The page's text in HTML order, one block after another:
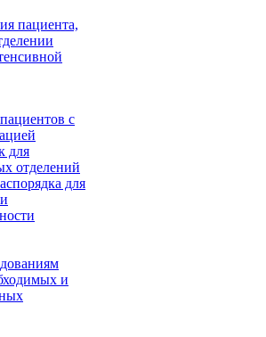
пациента,
с
для
отделений
для
и